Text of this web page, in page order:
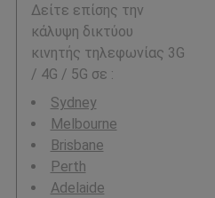
Δείτε επίσης την
κάλυψη δικτύου
κινητής τηλεφωνίας 3G
/ 4G / 5G σε :
Sydney
Melbourne
Brisbane
Perth
Adelaide